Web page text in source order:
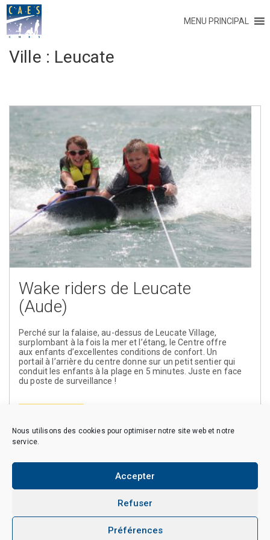
Nous utilisons des cookies pour optimiser notre site web et notre
service.
Accepter
Refuser
Préférences
MENU PRINCIPAL
Ville : Leucate
Wake riders de Leucate
(Aude)
Perché sur la falaise, au-dessus de Leucate Village,
surplombant à la fois la mer et l’étang, le Centre offre
aux enfants d’excellentes conditions de confort. Un
portail à l’arrière du centre donne sur un petit sentier qui
conduit les enfants à la plage en 5 minutes. Juste en face
du poste de surveillance !
Copyright © 2026 CAES du CNRS. Tous droits réservés.
Politique de cookies (EU)
Politique de confidentialité
Mentions Légales et Politique des données personnelles